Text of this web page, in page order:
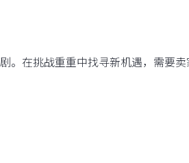
。在挑战重重中找寻新机遇，需要